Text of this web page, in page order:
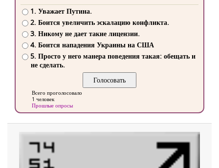
1. Уважает Путина.
2. Боится увеличить эскалацию конфликта.
3. Никому не дает такие лицензии.
4. Боится нападения Украины на США
5. Просто у него манера поведения такая: обещать и
не сделать.
Всего проголосовало
1 человек
Прошлые опросы